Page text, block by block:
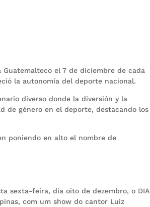
el 7 de diciembre de cada
la autonomía del deporte nacional.
diverso donde la diversión y la
de género en el deporte, destacando los
poniendo en alto el nombre de
sexta-feira, dia oito de dezembro, o DIA
com um show do cantor Luiz